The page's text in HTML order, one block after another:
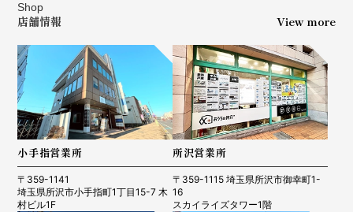
Shop
店舗情報 View more
小手指営業所
〒359-1141
埼玉県所沢市小手指町1丁目15-7 木
村ビル1F
所沢営業所
〒359-1115 埼玉県所沢市御幸町1-
16
スカイライズタワー1階